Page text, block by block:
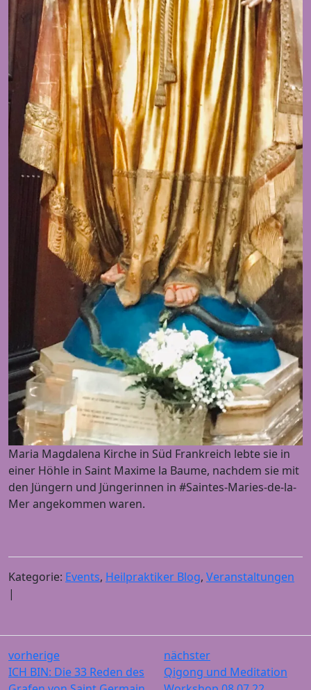
Maria Magdalena Kirche in Süd Frankreich lebte sie in
einer Höhle in Saint Maxime la Baume, nachdem sie mit
den Jüngern und Jüngerinnen in #Saintes-Maries-de-la-
Mer angekommen waren.
Kategorie: Events, Heilpraktiker Blog, Veranstaltungen
|
vorherige
ICH BIN: Die 33 Reden des
nächster
Qigong und Meditation